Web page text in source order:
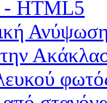
- HTML5